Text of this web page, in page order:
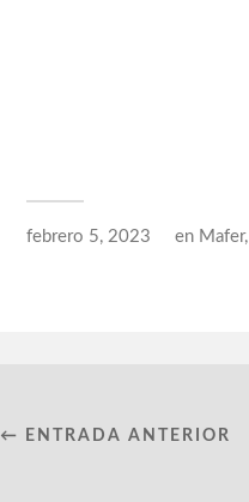
febrero 5, 2023 en Mafer,
← ENTRADA ANTERIOR